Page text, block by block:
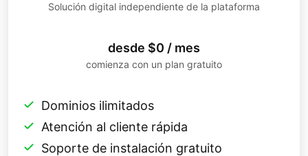
Solución digital independiente de la plataforma
desde $0 / mes
comienza con un plan gratuito
Dominios ilimitados
Atención al cliente rápida
Soporte de instalación gratuito